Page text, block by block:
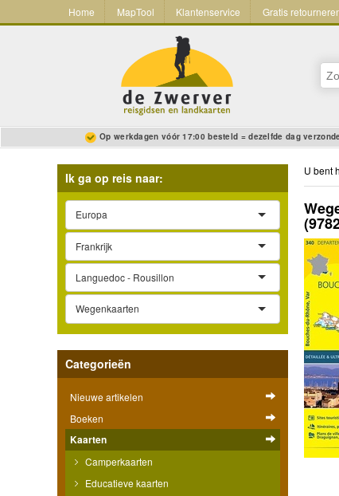
Home MapTool Klantenservice Gratis
Op werkdagen vóór 17:00 besteld = dezelfde dag
Ik ga op reis naar:
Europa
Frankrijk
Languedoc - Rousillon
Wegenkaarten
Categorieën
Nieuwe artikelen
Boeken
Kaarten
Camperkaarten
Educatieve kaarten
U bent